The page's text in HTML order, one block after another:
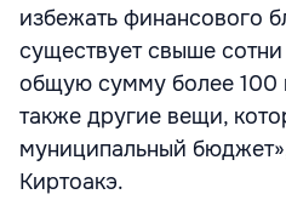
избежать финансового
существует свыше
общую сумму более 100
также другие вещи,
муниципальный
Киртоакэ.